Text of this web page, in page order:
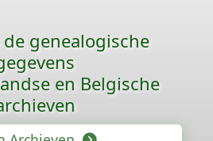
genealogische
en Belgische